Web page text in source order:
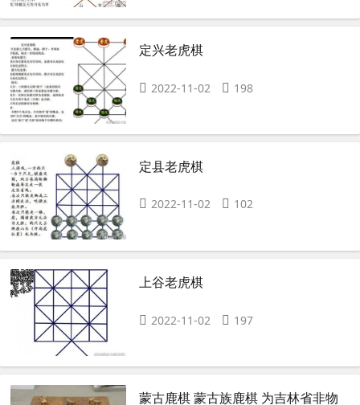
定兴老虎棋
2022-11-02 198
定县老虎棋
2022-11-02 102
上谷老虎棋
2022-11-02 197
蒙古鹿棋 蒙古族鹿棋 为吉林省非物